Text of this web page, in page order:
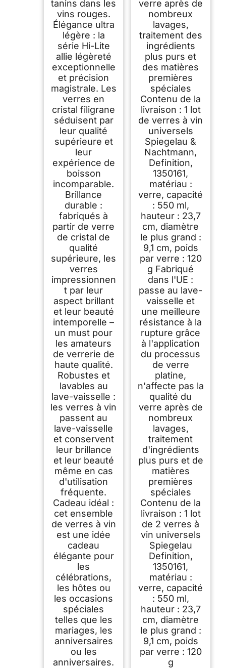
tanins dans les
vins rouges.
Élégance ultra
légère : la
série Hi-Lite
allie légèreté
exceptionnelle
et précision
magistrale. Les
verres en
cristal filigrane
séduisent par
leur qualité
supérieure et
leur
expérience de
boisson
incomparable.
Brillance
durable :
fabriqués à
partir de verre
de cristal de
qualité
supérieure, les
verres
impressionnen
t par leur
aspect brillant
et leur beauté
intemporelle –
un must pour
les amateurs
de verrerie de
haute qualité.
Robustes et
lavables au
lave-vaisselle :
les verres à vin
passent au
lave-vaisselle
et conservent
leur brillance
et leur beauté
même en cas
d'utilisation
fréquente.
Cadeau idéal :
cet ensemble
de verres à vin
est une idée
cadeau
élégante pour
les
célébrations,
les hôtes ou
les occasions
spéciales
telles que les
mariages, les
anniversaires
ou les
anniversaires.
verre après de
nombreux
lavages,
traitement des
ingrédients
plus purs et
des matières
premières
spéciales
Contenu de la
livraison : 1 lot
de verres à vin
universels
Spiegelau &
Nachtmann,
Definition,
1350161,
matériau :
verre, capacité
: 550 ml,
hauteur : 23,7
cm, diamètre
le plus grand :
9,1 cm, poids
par verre : 120
g Fabriqué
dans l'UE :
passe au lave-
vaisselle et
une meilleure
résistance à la
rupture grâce
à l'application
du processus
de verre
platine,
n'affecte pas la
qualité du
verre après de
nombreux
lavages,
traitement
d'ingrédients
plus purs et de
matières
premières
spéciales
Contenu de la
livraison : 1 lot
de 2 verres à
vin universels
Spiegelau
Definition,
1350161,
matériau :
verre, capacité
: 550 ml,
hauteur : 23,7
cm, diamètre
le plus grand :
9,1 cm, poids
par verre : 120
g